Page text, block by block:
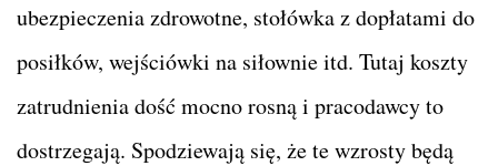
ubezpieczenia zdrowotne, stołówka z dopłatami do
posiłków, wejściówki na siłownie itd. Tutaj koszty
zatrudnienia dość mocno rosną i pracodawcy to
dostrzegają. Spodziewają się, że te wzrosty będą